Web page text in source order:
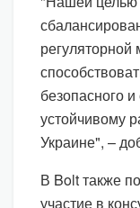
регуляторной
безопасного
устойчивому
Украине", –
В Bolt также
участие в